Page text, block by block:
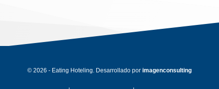
© 2026 - Eating Hoteling. Desarrollado por imagenconsulting